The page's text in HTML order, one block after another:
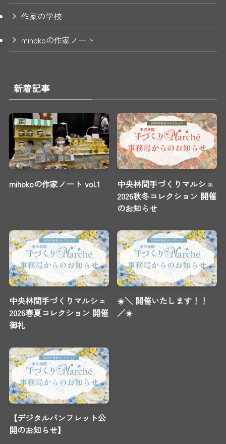
作家の学校
mihokoの作家ノート
新着記事
mihokoの作家ノート vol.1
中央林間手づくりマルシェ
2026秋冬コレクション 開催
のお知らせ
中央林間手づくりマルシェ
2026春夏コレクション 開催
御礼
☀️＼ 開催いたします！！
／☀️
【デジタルパンフレット公
開のお知らせ】